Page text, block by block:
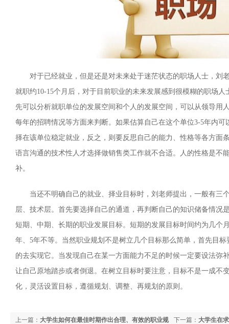
对于已经就业，但是还是对未来处于迷茫状态的职场人士，刘
就职约10-15个月后，对于目前职业的未来发展感到很模糊的职场
先可以分析就职单位的发展空间和个人的发展空间，可以从领导用
每年的招聘情况等方面来判断。如果估算自己在这个单位3-5年内
择在该单位稳定就业，反之，则要反思自己的能力、性格等各方面
语言沟通的技术性人才选择做销售类工作就不合适。人的性格是不
补。
当还不明确自己的就业、择业目标时，刘老师提出，一般有三
层、技术层。首先要选择自己的通道，再判断自己的知识储备情况
短期、中期、长期的职业发展目标。短期的发展目标时间约为几个
年、5年不等。当然职业规划不是树立几个目标那么简单，首先目
的去实现它。当发现自己在某一方面能力不足的时候一定要设法弥
让自己原地踏步或者倒退。在树立目标时要注意，目标不是一成不
化，灵活设置目标，遵循规划、调整、再规划的原则。
下一篇： 大学生在
上一篇： 大学生如何在最佳时期作出合理、有效的职业规